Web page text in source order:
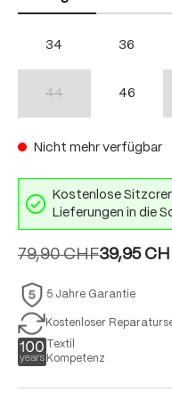
34 36
44 46
Nicht mehr verfügbar
Kostenlose
Lieferungen in die
39,95
79,90 CHF
5 Jahre Garantie
Kostenloser
Textil
Kompetenz